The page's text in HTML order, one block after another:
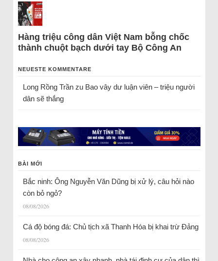
Hàng triệu công dân Việt Nam bỗng chốc
thành chuột bạch dưới tay Bộ Công An
NEUESTE KOMMENTARE
Long Rồng Trầnzu Bao vây dư luận viên – triệu người
dân sẽ thắng
BÀI MỚI
Bắc ninh: Ông Nguyễn Văn Dũng bị xử lý, câu hỏi nào
còn bỏ ngỏ?
08/08/2026
Cá độ bóng đá: Chủ tịch xã Thanh Hóa bị khai trừ Đảng
08/08/2026